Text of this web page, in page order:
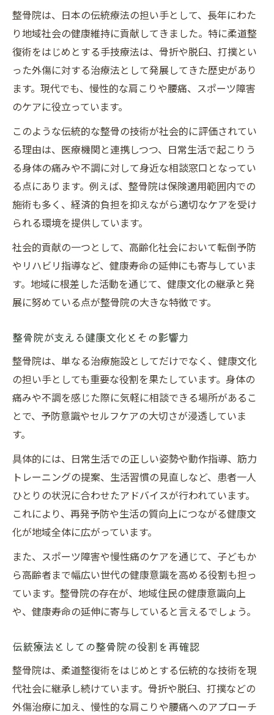
整骨院は、日本の伝統療法の担い手として、長年にわた
り地域社会の健康維持に貢献してきました。特に柔道整
復術をはじめとする手技療法は、骨折や脱臼、打撲とい
った外傷に対する治療法として発展してきた歴史があり
ます。現代でも、慢性的な肩こりや腰痛、スポーツ障害
のケアに役立っています。
このような伝統的な整骨の技術が社会的に評価されてい
る理由は、医療機関と連携しつつ、日常生活で起こりう
る身体の痛みや不調に対して身近な相談窓口となってい
る点にあります。例えば、整骨院は保険適用範囲内での
施術も多く、経済的負担を抑えながら適切なケアを受け
られる環境を提供しています。
社会的貢献の一つとして、高齢化社会において転倒予防
やリハビリ指導など、健康寿命の延伸にも寄与していま
す。地域に根差した活動を通じて、健康文化の継承と発
展に努めている点が整骨院の大きな特徴です。
整骨院が支える健康文化とその影響力
整骨院は、単なる治療施設としてだけでなく、健康文化
の担い手としても重要な役割を果たしています。身体の
痛みや不調を感じた際に気軽に相談できる場所があるこ
とで、予防意識やセルフケアの大切さが浸透していま
す。
具体的には、日常生活での正しい姿勢や動作指導、筋力
トレーニングの提案、生活習慣の見直しなど、患者一人
ひとりの状況に合わせたアドバイスが行われています。
これにより、再発予防や生活の質向上につながる健康文
化が地域全体に広がっています。
また、スポーツ障害や慢性痛のケアを通じて、子どもか
ら高齢者まで幅広い世代の健康意識を高める役割も担っ
ています。整骨院の存在が、地域住民の健康意識向上
や、健康寿命の延伸に寄与していると言えるでしょう。
伝統療法としての整骨院の役割を再確認
整骨院は、柔道整復術をはじめとする伝統的な技術を現
代社会に継承し続けています。骨折や脱臼、打撲などの
外傷治療に加え、慢性的な肩こりや腰痛へのアプローチ